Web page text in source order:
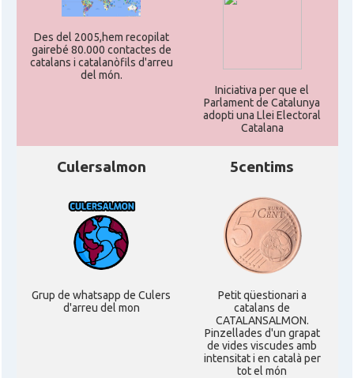
Des del 2005,hem recopilat
gairebé 80.000 contactes de
catalans i catalanòfils d'arreu
del món.
Iniciativa per que el
Parlament de Catalunya
adopti una Llei Electoral
Catalana
Culersalmon
Grup de whatsapp de Culers
d'arreu del mon
5centims
Petit qüestionari a
catalans de
CATALANSALMON.
Pinzellades d'un grapat
de vides viscudes amb
intensitat i en català per
tot el món